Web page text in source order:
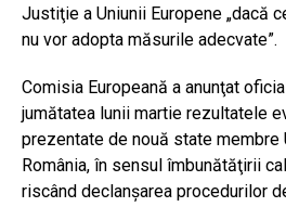
Justiţie a Uniunii Europene „dacă
nu vor adopta măsurile adecvate”.
Comisia Europeană a anunţat
jumătatea lunii martie rezultatele
prezentate de nouă state membre
România, în sensul îmbunătăţirii
riscând declanşarea procedurilor